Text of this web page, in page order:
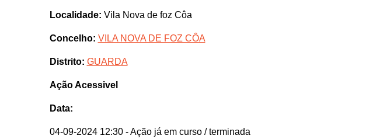
Localidade: Vila Nova de foz Côa
Concelho: VILA NOVA DE FOZ CÔA
Distrito: GUARDA
Ação Acessivel
Data:
04-09-2024 12:30 - Ação já em curso / terminada